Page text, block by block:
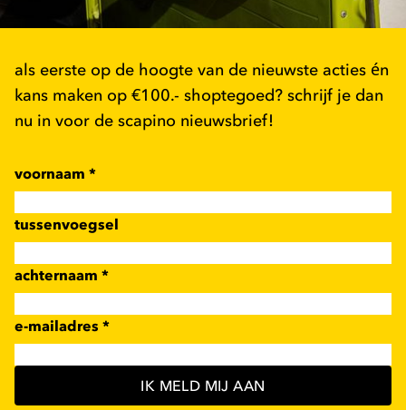
als eerste op de hoogte van de nieuwste acties én
kans maken op €100.- shoptegoed? schrijf je dan
nu in voor de scapino nieuwsbrief!
voornaam *
tussenvoegsel
achternaam *
e-mailadres *
IK MELD MIJ AAN